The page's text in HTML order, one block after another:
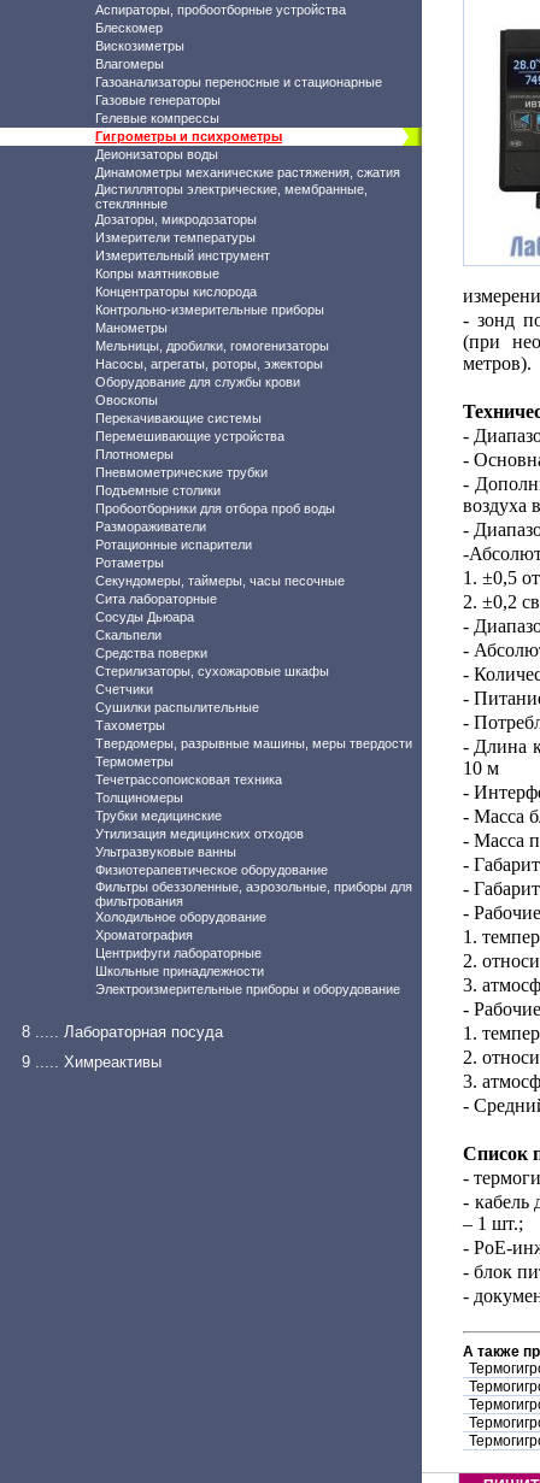
Аспираторы, пробоотборные устройства
Блескомер
Вискозиметры
Влагомеры
Газоанализаторы переносные и стационарные
Газовые генераторы
Гелевые компрессы
Гигрометры и психрометры
Деионизаторы воды
Динамометры механические растяжения, сжатия
Дистилляторы электрические, мембранные,
стеклянные
Дозаторы, микродозаторы
Измерители температуры
Измерительный инструмент
Копры маятниковые
Концентраторы кислорода
Контрольно-измерительные приборы
Манометры
Мельницы, дробилки, гомогенизаторы
Насосы, агрегаты, роторы, эжекторы
Оборудование для службы крови
Овоскопы
Перекачивающие системы
Перемешивающие устройства
Плотномеры
Пневмометрические трубки
Подъемные столики
Пробоотборники для отбора проб воды
Размораживатели
Ротационные испарители
Ротаметры
Секундомеры, таймеры, часы песочные
Сита лабораторные
Сосуды Дьюара
Скальпели
Средства поверки
Стерилизаторы, сухожаровые шкафы
Счетчики
Сушилки распылительные
Тахометры
Твердомеры, разрывные машины, меры твердости
Термометры
Течетрассопоисковая техника
Толщиномеры
Трубки медицинские
Утилизация медицинских отходов
Ультразвуковые ванны
Физиотерапевтическое оборудование
Фильтры обеззоленные, аэрозольные, приборы для
фильтрования
Холодильное оборудование
Хроматография
Центрифуги лабораторные
Школьные принадлежности
Электроизмерительные приборы и оборудование
8 ..... Лабораторная посуда
9 ..... Химреактивы
- зонд
(при
метров).
-
-
-
воздуха
-
-
1. ±0,5
2. ±0,2
-
-
-
-
-
- Длина
10 м
-
- Масса
- Масса
-
-
-
1.
2.
3.
-
1.
2.
3.
-
Список
-
- кабель
– 1 шт.;
- РоЕ-
- блок
-
А также